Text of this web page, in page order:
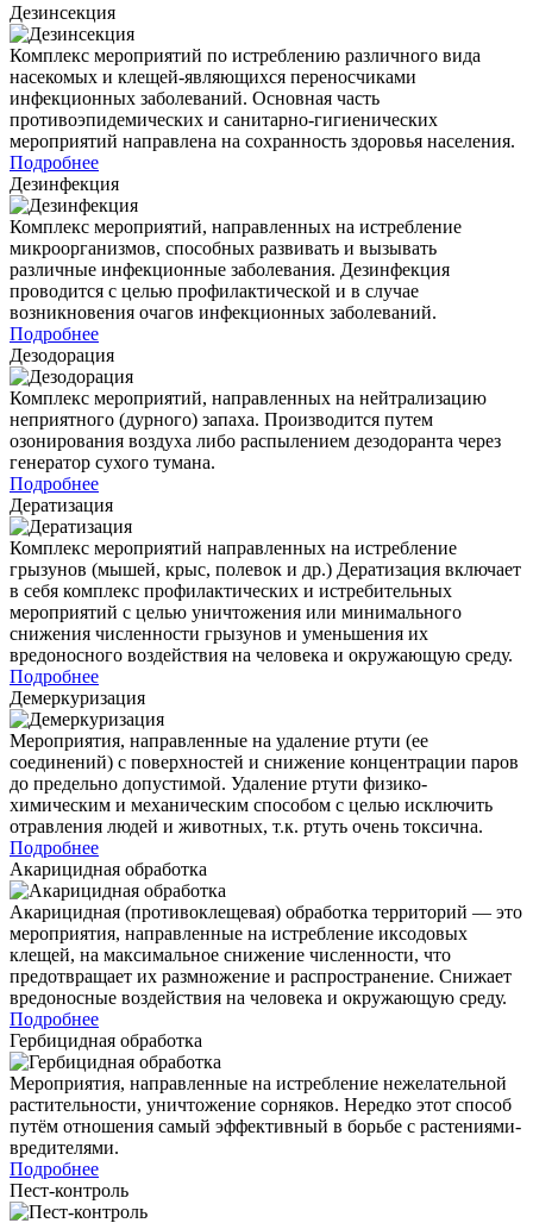
Дезинсекция
Комплекс мероприятий по истреблению различного вида
насекомых и клещей-являющихся переносчиками
инфекционных заболеваний. Основная часть
противоэпидемических и санитарно-гигиенических
мероприятий направлена на сохранность здоровья населения.
Подробнее
Дезинфекция
Комплекс мероприятий, направленных на истребление
микроорганизмов, способных развивать и вызывать
различные инфекционные заболевания. Дезинфекция
проводится с целью профилактической и в случае
возникновения очагов инфекционных заболеваний.
Подробнее
Дезодорация
Комплекс мероприятий, направленных на нейтрализацию
неприятного (дурного) запаха. Производится путем
озонирования воздуха либо распылением дезодоранта через
генератор сухого тумана.
Подробнее
Дератизация
Комплекс мероприятий направленных на истребление
грызунов (мышей, крыс, полевок и др.) Дератизация включает
в себя комплекс профилактических и истребительных
мероприятий с целью уничтожения или минимального
снижения численности грызунов и уменьшения их
вредоносного воздействия на человека и окружающую среду.
Подробнее
Демеркуризация
Мероприятия, направленные на удаление ртути (ее
соединений) с поверхностей и снижение концентрации паров
до предельно допустимой. Удаление ртути физико-
химическим и механическим способом с целью исключить
отравления людей и животных, т.к. ртуть очень токсична.
Подробнее
Акарицидная обработка
Акарицидная (противоклещевая) обработка территорий — это
мероприятия, направленные на истребление иксодовых
клещей, на максимальное снижение численности, что
предотвращает их размножение и распространение. Снижает
вредоносные воздействия на человека и окружающую среду.
Подробнее
Гербицидная обработка
Мероприятия, направленные на истребление нежелательной
растительности, уничтожение сорняков. Нередко этот способ
путём отношения самый эффективный в борьбе с растениями-
вредителями.
Подробнее
Пест-контроль